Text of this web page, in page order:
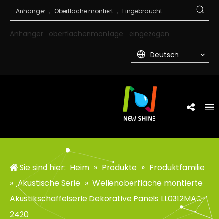
Anhänger oberflächenmontage eingezogen
Deutsch
Sie sind hier: Heim » Produkte » Produktfamilie
» Akustische Serie » Wellenoberfläche montierte
Akustikschaffelserie Dekorative Panels LL0312MAC-
2420